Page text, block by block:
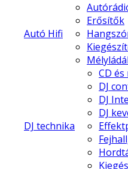
Autó Hifi
Erősítők
DJ technika
CD
DJ
DJ
DJ